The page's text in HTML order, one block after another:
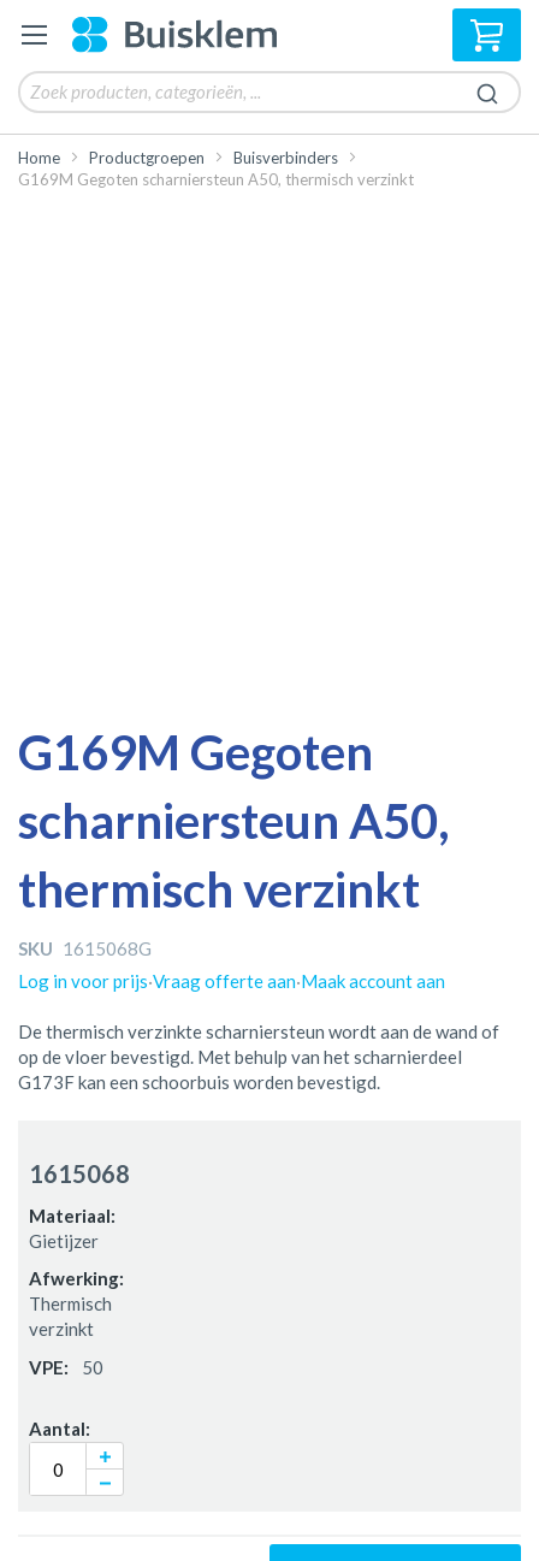
Home Productgroepen
Buisverbinders
G169M Gegoten scharniersteun A50, thermisch verzinkt
G169M Gegoten
scharniersteun A50,
thermisch verzinkt
SKU 1615068G
Log in voor prijs·Vraag offerte aan·Maak account aan
De thermisch verzinkte scharniersteun wordt aan de wand of
op de vloer bevestigd. Met behulp van het scharnierdeel
G173F kan een schoorbuis worden bevestigd.
naar
van
afbeeldingen-
gallerij
naar
van
afbeeldingen-
gallerij
1615068
Gietijzer
Thermisch
verzinkt
50